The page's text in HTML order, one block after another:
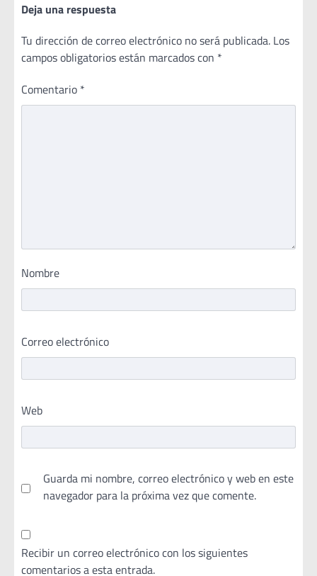
Deja una respuesta
Tu dirección de correo electrónico no será publicada. Los
campos obligatorios están marcados con *
Comentario *
Nombre
Correo electrónico
Web
Guarda mi nombre, correo electrónico y web en este
navegador para la próxima vez que comente.
Recibir un correo electrónico con los siguientes
comentarios a esta entrada.